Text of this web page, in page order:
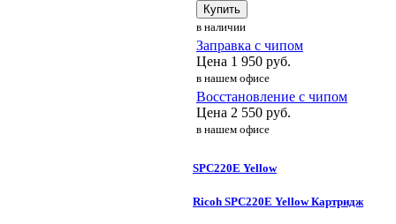
Купить
в наличии
Заправка с чипом
Цена 1 950 руб.
в нашем офисе
Восстановление с чипом
Цена 2 550 руб.
в нашем офисе
SPC220E Yellow
Ricoh SPC220E Yellow Картридж